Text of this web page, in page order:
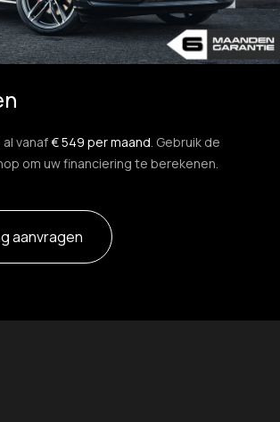
vanaf€ 549 per maand. Gebruik de
om uw financiering te berekenen.
aanvragen